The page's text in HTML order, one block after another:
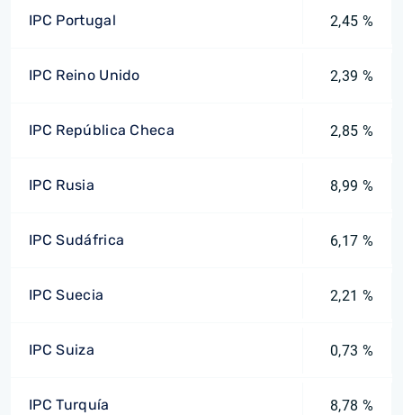
IPC Portugal 2,45 %
IPC Reino Unido 2,39 %
IPC República Checa 2,85 %
IPC Rusia 8,99 %
IPC Sudáfrica 6,17 %
IPC Suecia 2,21 %
IPC Suiza 0,73 %
IPC Turquía 8,78 %